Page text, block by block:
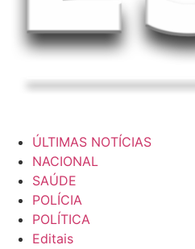
ÚLTIMAS NOTÍCIAS
NACIONAL
SAÚDE
POLÍCIA
POLÍTICA
Editais